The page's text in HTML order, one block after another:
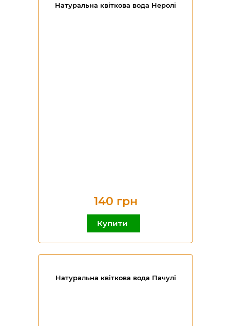
Натуральна квіткова вода Неролі
140 грн
Купити
Натуральна квіткова вода Пачулі